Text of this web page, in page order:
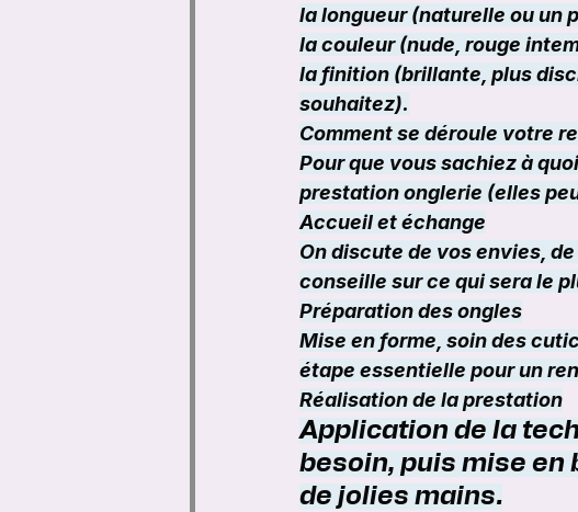
la longueur (naturelle ou un
la couleur (nude, rouge
la finition (brillante, plus
souhaitez).
Comment se déroule votre
Pour que vous sachiez à
prestation onglerie (elles
Accueil et échange
On discute de vos envies,
conseille sur ce qui sera le
Préparation des ongles
Mise en forme, soin des
étape essentielle pour un
Réalisation de la prestation
Application de la
besoin, puis mise en
de jolies mains.